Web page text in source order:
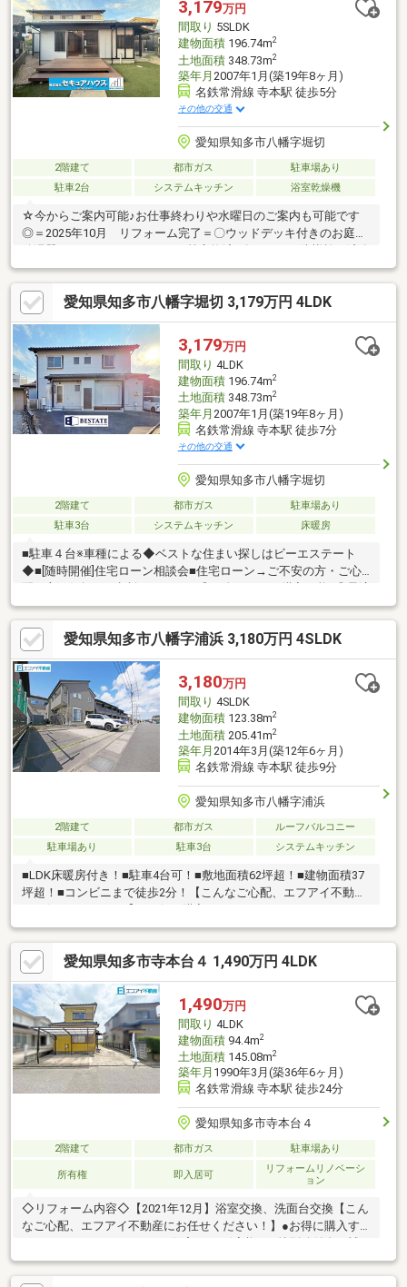
3,179万円
間取り 5SLDK
建物面積196.74m2
土地面積348.73m2
築年月 2007年1月(築19年8ヶ月)
名鉄常滑線 寺本駅 徒歩5分
その他の交通
愛知県知多市八幡字堀切
2階建て 都市ガス
駐車場あり
駐車2台
システムキッチン 浴室乾燥機
☆今からご案内可能♪お仕事終わりや水曜日のご案内も可能です
◎＝2025年10月 リフォーム完了＝〇ウッドデッキ付きのお庭〇
4.5帖の納戸有♪〇成約プレゼント実施中☆詳しくはプレゼント情
報参照下さい♪-周辺環境-・明愛幼稚園 徒歩7分・寺本保育園
徒歩9分・八幡小学校 徒歩15分・八幡中学校 徒歩17分・コン
ビニ徒歩5分、スーパー徒歩14分、ドラッグストア徒歩15分の好
立地♪☆お問合せは「052-627-2130」まで☆365日営業中！！！ピ
ンクの「見学予約する（無料）」をクリック！
愛知県知多市八幡字堀切 3,179万円 4LDK
3,179万円
間取り 4LDK
建物面積196.74m2
土地面積348.73m2
築年月 2007年1月(築19年8ヶ月)
名鉄常滑線 寺本駅 徒歩7分
その他の交通
愛知県知多市八幡字堀切
2階建て 都市ガス
駐車場あり
駐車3台
システムキッチン 床暖房
■駐車４台※車種による◆ベストな住まい探しはビーエステート
◆■[随時開催]住宅ローン相談会■住宅ローン→ご不安の方・ご心
配な方お気軽にご相談ください！◎頭金ゼロでも購入可能♪◎最適
な住宅ローンをご提案致します！■まずはお気軽にお問合せくだ
さい■【資料請求】⇒「資料請求する(無料)」をクリック！【現地
ご見学】⇒「見学予約する(無料)」をクリック！⇒即時『ご予約確
定』♪ 是非現地をご見学ください！
愛知県知多市八幡字浦浜 3,180万円 4SLDK
3,180万円
間取り 4SLDK
建物面積123.38m2
土地面積205.41m2
築年月 2014年3月(築12年6ヶ月)
名鉄常滑線 寺本駅 徒歩9分
愛知県知多市八幡字浦浜
2階建て 都市ガス
ルーフバルコニー
駐車場あり
駐車3台 システムキッチン
■LDK床暖房付き！■駐車4台可！■敷地面積62坪超！■建物面積37
坪超！■コンビニまで徒歩2分！【こんなご心配、エフアイ不動産
住宅ローン減税や、特別給付金・補助金などはいくらもらえる
の？●自己資金0円、転職したて、などローンにご不安がある方は
ご相談下さい！●将来のライフシミュレーションをしてみたい！●
近隣にどんな人が住んでいるか気になる！他にもどんなことでも
お気軽にお問合せ下さい♪
愛知県知多市寺本台４ 1,490万円 4LDK
1,490万円
間取り 4LDK
建物面積94.4m2
土地面積145.08m2
築年月 1990年3月(築36年6ヶ月)
名鉄常滑線 寺本駅 徒歩24分
愛知県知多市寺本台４
2階建て 都市ガス 駐車場あり
所有権 即入居可
リフォームリノベーシ
ョン
◇リフォーム内容◇【2021年12月】浴室交換、洗面台交換【こん
なご心配、エフアイ不動産にお任せください！】●お得に購入す
助金などはいくらもらえるの？●自己資金0円、転職したて、など
ローンにご不安がある方はご相談下さい！●将来のライフシミュ